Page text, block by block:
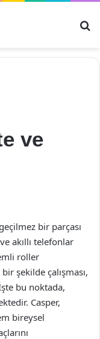
ve
bir parçası
akıllı telefonlar
roller
şekilde çalışması,
bu noktada,
Casper,
bireysel